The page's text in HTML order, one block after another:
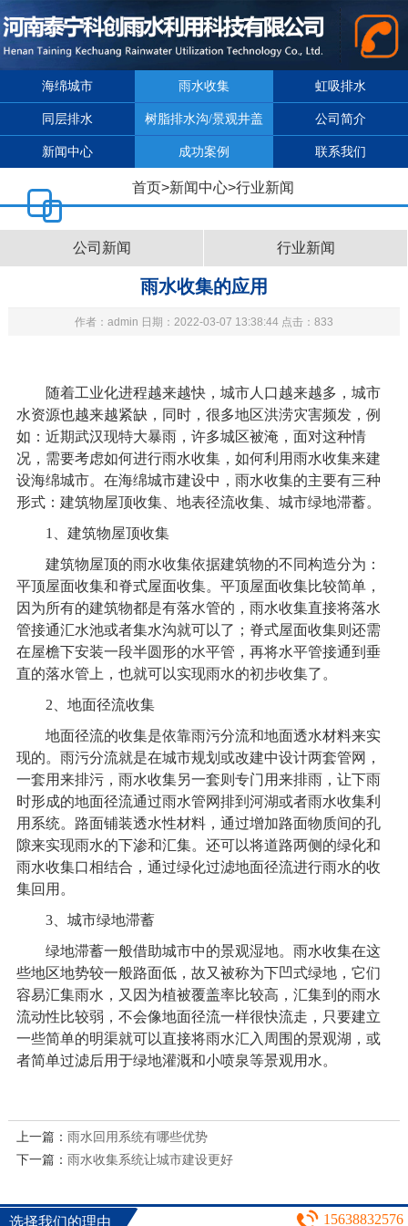
海绵城市 雨水收集 虹吸排水
同层排水 树脂排水沟/景观井盖 公司简介
新闻中心 成功案例 联系我们
首页>新闻中心>行业新闻
公司新闻 行业新闻
雨水收集的应用
作者：admin 日期：2022-03-07 13:38:44 点击：833
随着工业化进程越来越快，城市人口越来越多，城市
水资源也越来越紧缺，同时，很多地区洪涝灾害频发，例
如：近期武汉现特大暴雨，许多城区被淹，面对这种情
况，需要考虑如何进行雨水收集，如何利用雨水收集来建
设海绵城市。在海绵城市建设中，雨水收集的主要有三种
形式：建筑物屋顶收集、地表径流收集、城市绿地滞蓄。
1
、建筑物屋顶收集
建筑物屋顶的雨水收集依据建筑物的不同构造分为：
平顶屋面收集和脊式屋面收集。平顶屋面收集比较简单，
因为所有的建筑物都是有落水管的，雨水收集直接将落水
管接通汇水池或者集水沟就可以了；脊式屋面收集则还需
在屋檐下安装一段半圆形的水平管，再将水平管接通到垂
直的落水管上，也就可以实现雨水的初步收集了。
2 、地面径流收集
地面径流的收集是依靠雨污分流和地面透水材料来实
现的。雨污分流就是在城市规划或改建中设计两套管网，
一套用来排污，雨水收集另一套则专门用来排雨，让下雨
时形成的地面径流通过雨水管网排到河湖或者雨水收集利
用系统。路面铺装透水性材料，通过增加路面物质间的孔
隙来实现雨水的下渗和汇集。还可以将道路两侧的绿化和
雨水收集口相结合，通过绿化过滤地面径流进行雨水的收
集回用。
3、城市绿地滞蓄
绿地滞蓄一般借助城市中的景观湿地。雨水收集在这
些地区地势较一般路面低，故又被称为下凹式绿地，它们
容易汇集雨水，又因为植被覆盖率比较高，汇集到的雨水
流动性比较弱，不会像地面径流一样很快流走，只要建立
一些简单的明渠就可以直接将雨水汇入周围的景观湖，或
者简单过滤后用于绿地灌溉和小喷泉等景观用水。
上一篇： 雨水回用系统有哪些优势
下一篇： 雨水收集系统让城市建设更好
选择我们的理由 15638832576